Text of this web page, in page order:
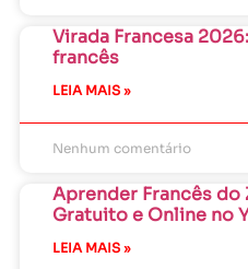
Virada Francesa
francês
LEIA MAIS »
Nenhum comentário
Aprender Francês do
Gratuito e Online no
LEIA MAIS »